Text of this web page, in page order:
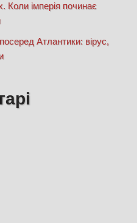
Коли імперія починає
Атлантики: вірус,